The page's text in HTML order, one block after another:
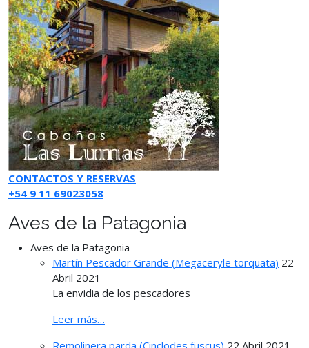
CONTACTOS Y RESERVAS
+54 9 11 69023058
Aves de la Patagonia
Aves de la Patagonia
Martín Pescador Grande (Megaceryle torquata) 22
Abril 2021
La envidia de los pescadores
Leer más…
Remolinera parda (Cinclodes fuscus) 22 Abril 2021